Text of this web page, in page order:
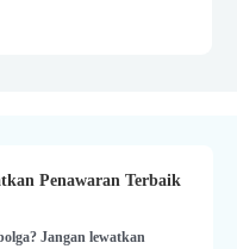
Penawaran Terbaik
Jangan lewatkan